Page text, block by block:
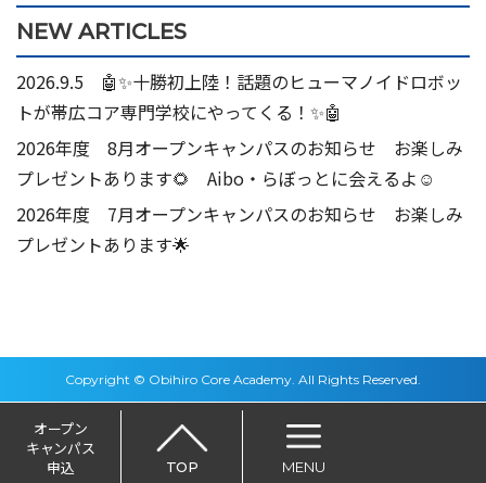
NEW ARTICLES
2026.9.5 🤖✨十勝初上陸！話題のヒューマノイドロボッ
トが帯広コア専門学校にやってくる！✨🤖
2026年度 8月オープンキャンパスのお知らせ お楽しみ
プレゼントあります🌻 Aibo・らぼっとに会えるよ☺
2026年度 7月オープンキャンパスのお知らせ お楽しみ
プレゼントあります🌟
Copyright © Obihiro Core Academy. All Rights Reserved.
オープン
キャンパス
申込
TOP MENU